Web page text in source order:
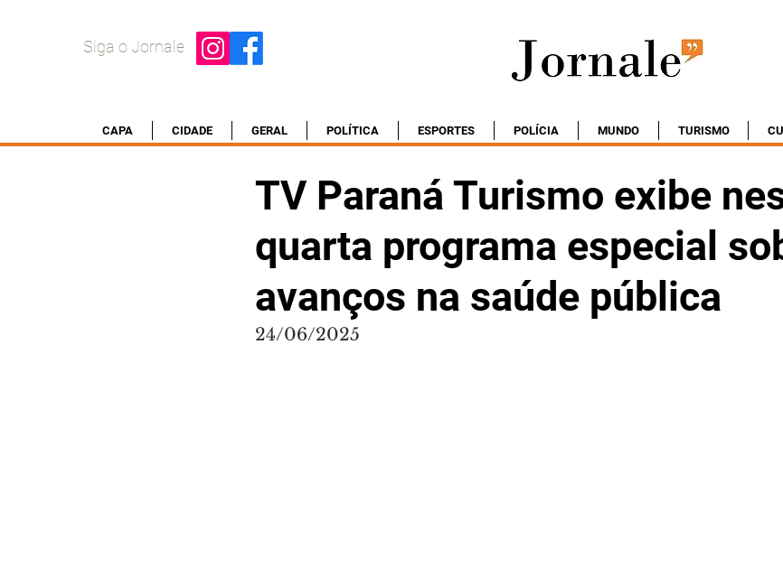
Siga o Jornale
CAPA CIDADE GERAL POLÍTICA ESPORTES POLÍCIA MUNDO TURISMO
TV Paraná Turismo exibe
quarta programa especial
avanços na saúde pública
24/06/2025